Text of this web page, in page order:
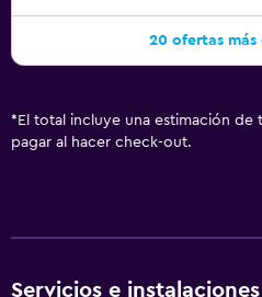
20 ofertas más
* El total incluye una estimación de
pagar al hacer check-out.
Servicios e